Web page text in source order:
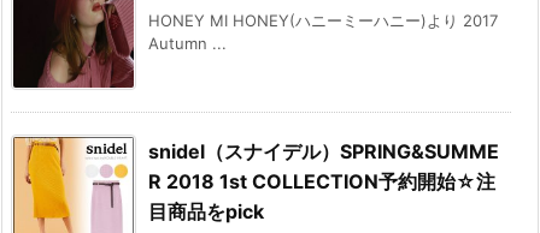
HONEY MI HONEY(ハニーミーハニー)より 2017
Autumn ...
snidel（スナイデル）SPRING&SUMME
R 2018 1st COLLECTION予約開始☆注
目商品をpick